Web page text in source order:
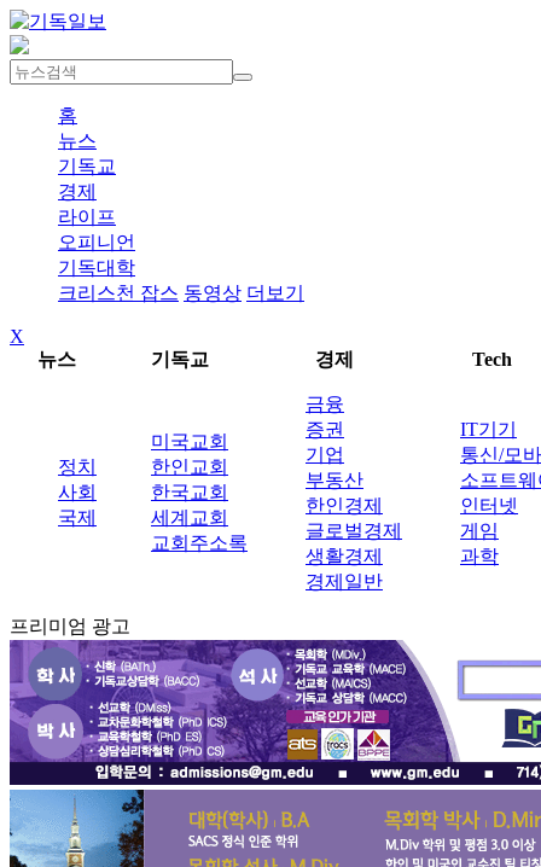
홈
뉴스
기독교
경제
라이프
오피니언
기독대학
크리스천 잡스 동영상 더보기
X
뉴스
기독교 경제 Tech
정치
사회
국제
미국교회
한인교회
한국교회
세계교회
교회주소록
금융
증권
기업
부동산
한인경제
글로벌경제
생활경제
경제일반
IT기기
통신/모
소프트웨
인터넷
게임
과학
프리미엄 광고